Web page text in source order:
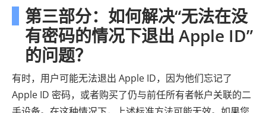
第三部分：如何解决“无法在没
有密码的情况下退出 Apple ID”
的问题？
有时，用户可能无法退出 Apple ID，因为他们忘记了
Apple ID 密码，或者购买了仍与前任所有者帐户关联的二